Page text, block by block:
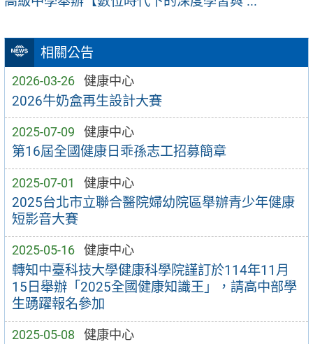
相關公告
2026-03-26 健康中心
2026牛奶盒再生設計大賽
2025-07-09 健康中心
第16屆全國健康日乖孫志工招募簡章
2025-07-01 健康中心
2025台北市立聯合醫院婦幼院區舉辦青少年健康
短影音大賽
2025-05-16 健康中心
轉知中臺科技大學健康科學院謹訂於114年11月
15日舉辦「2025全國健康知識王」，請高中部學
生踴躍報名參加
2025-05-08 健康中心